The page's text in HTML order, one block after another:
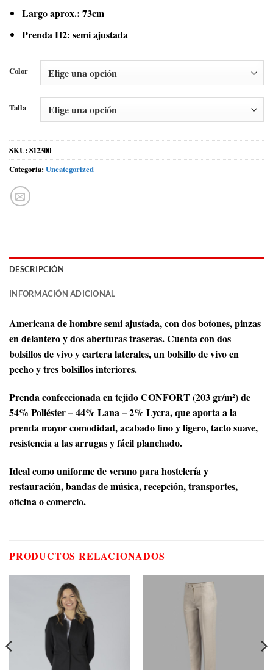
Largo aprox.: 73cm
Prenda H2: semi ajustada
Color
Talla
SKU: 812300
Categoría: Uncategorized
DESCRIPCIÓN
INFORMACIÓN ADICIONAL
Americana de hombre semi ajustada, con dos botones, pinzas
en delantero y dos aberturas traseras. Cuenta con dos
bolsillos de vivo y cartera laterales, un bolsillo de vivo en
pecho y tres bolsillos interiores.
Prenda confeccionada en tejido CONFORT (203 gr/m²) de
54% Poliéster – 44% Lana – 2% Lycra, que aporta a la
prenda mayor comodidad, acabado fino y ligero, tacto suave,
resistencia a las arrugas y fácil planchado.
Ideal como uniforme de verano para hostelería y
restauración, bandas de música, recepción, transportes,
oficina o comercio.
PRODUCTOS RELACIONADOS